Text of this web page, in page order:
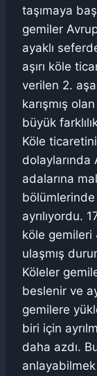
taşımaya
gemiler
ayaklı
aşırı köle
verilen 2.
karışmış
büyük
Köle
dolaylarında
adalarına
ayrılıyordu.
köle gemileri
ulaşmış
Köleler
beslenir ve
gemilere
biri için
daha azdı.
anlayabilmek